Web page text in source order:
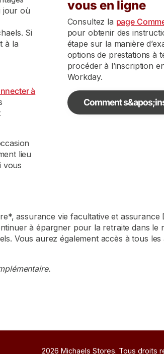
jour où
Si
à la
à
lieu
vous
vous en ligne
Consultez la page
pour obtenir des
étape sur la manière
options de prestations à
procéder à l’inscription
Workday.
Comment
assurance vie facultative et assurance
à épargner pour la retraite dans le
Vous aurez également accès à tous les
2026 Michaels Stores. Tous droits